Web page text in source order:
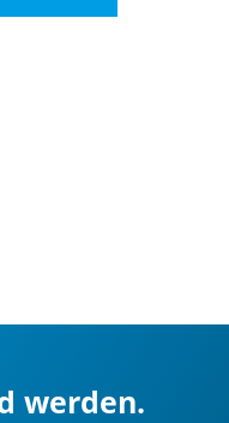
werden.